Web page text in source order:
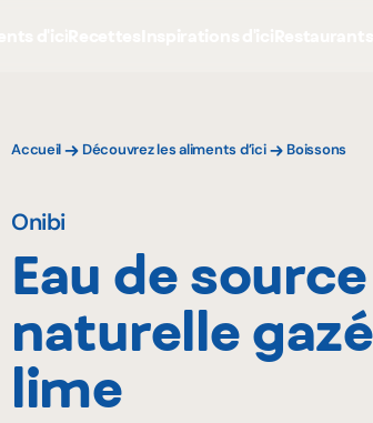
Accueil Découvrez les aliments d’ici Boissons
Onibi
Eau de source
naturelle
lime